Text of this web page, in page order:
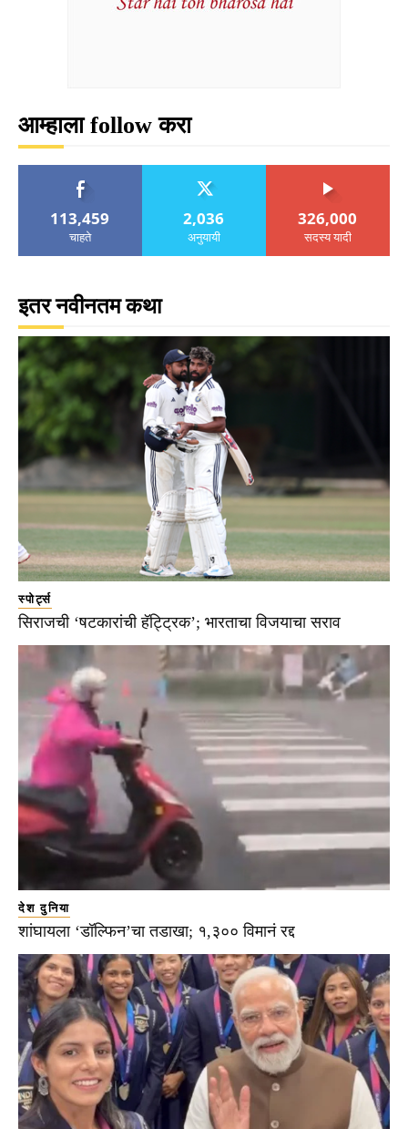
आम्हाला follow करा
113,459
चाहते
2,036
अनुयायी
326,000
सदस्य यादी
इतर नवीनतम कथा
स्पोर्ट्स
सिराजची ‘षटकारांची हॅट्ट्रिक’; भारताचा विजयाचा सराव
देश दुनिया
शांघायला ‘डॉल्फिन’चा तडाखा; १,३०० विमानं रद्द